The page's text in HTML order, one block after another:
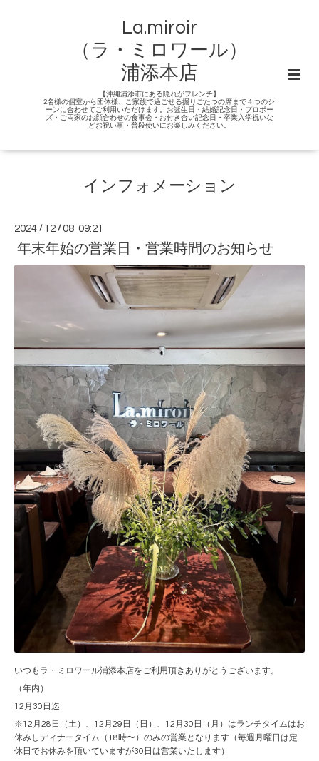
La.miroir
（ラ・ミロワール）
浦添本店
【沖縄浦添市にある隠れがフレンチ】
2名様の個室から団体様、ご家族で過ごせる掘りごたつの席まで４つのシ
ーンに合わせてご利用いただけます。お誕生日・結婚記念日・プロポー
ズ・ご両家のお顔合わせの食事会・お付き合い記念日・卒業入学祝いな
どお祝い事・普段使いにお楽しみください。
インフォメーション
2024 / 12 /08 09:21
年末年始の営業日・営業時間のお知らせ
いつもラ・ミロワール浦添本店をご利用頂きありがとうございます。
（年内）
12月30日迄
※12月28日（土）、12月29日（日）、12月30日（月）はランチタイムはお
休みしディナータイム（18時〜）のみの営業となります（毎週月曜日は定
休日でお休みを頂いていますが30日は営業いたします）